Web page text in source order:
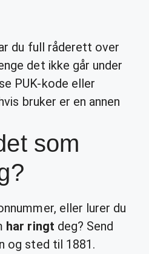
du full råderett over
det ikke går under
PUK-kode eller
bruker er en annen
som
eller lurer du
har ringt deg? Send
og sted til 1881.